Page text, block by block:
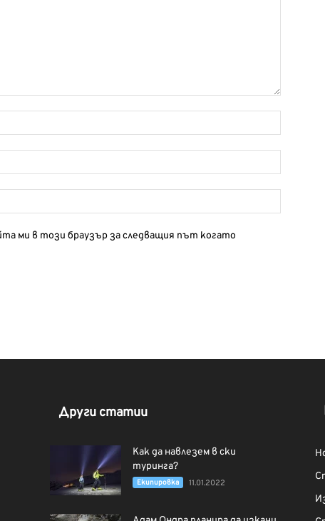
ми в този браузър за следващия път когато
Други статии
Как да навлезем в ски
туринга?
Екипировка 11.01.2022